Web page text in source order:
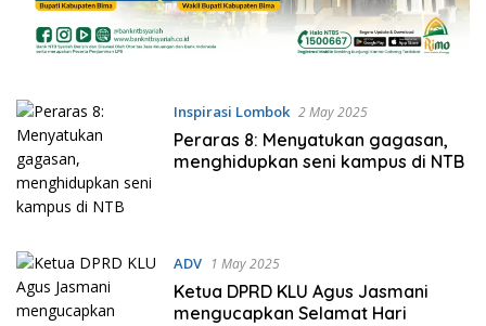
Inspirasi Lombok 2 May 2025
Peraras 8: Menyatukan gagasan,
menghidupkan seni kampus di NTB
ADV 1 May 2025
Ketua DPRD KLU Agus Jasmani
mengucapkan Selamat Hari